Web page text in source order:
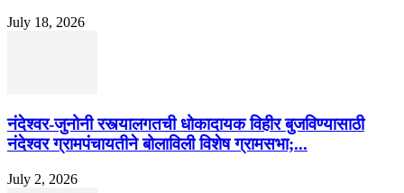
July 18, 2026
नंदेश्वर-जुनोनी रस्त्यालगतची धोकादायक विहीर बुजविण्यासाठी
नंदेश्वर ग्रामपंचायतीने बोलाविली विशेष ग्रामसभा;...
July 2, 2026